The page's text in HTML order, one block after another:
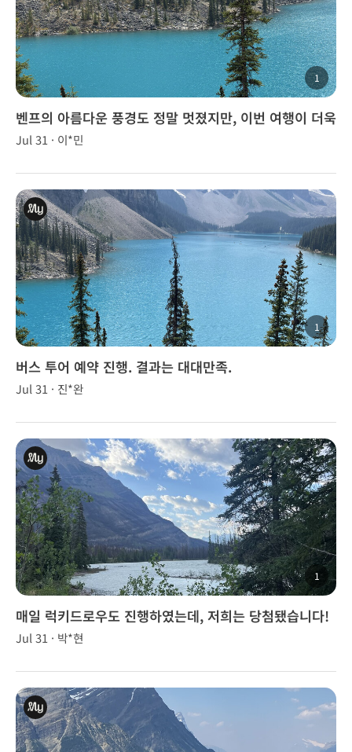
1
벤프의 아름다운 풍경도 정말 멋졌지만, 이번 여행이 더욱
특별했던 이유는 이승훈 가이드님 덕분이었습니다.
Jul 31 · 이*민
1
버스 투어 예약 진행. 결과는 대대만족.
Jul 31 · 진*완
1
매일 럭키드로우도 진행하였는데, 저희는 당첨됐습니다!
여행 중 당첨의 기쁨도 맛보았습니다.
Jul 31 · 박*현